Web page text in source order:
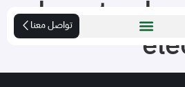
تواصل معنا
how to